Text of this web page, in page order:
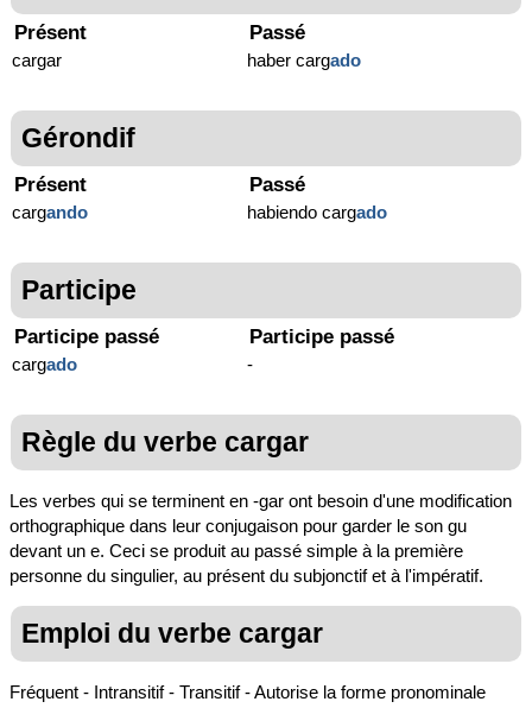
Présent
cargar
Passé
haber cargado
Gérondif
Présent
cargando
Passé
habiendo cargado
Participe
Participe passé
cargado
Participe passé
-
Règle du verbe cargar
Les verbes qui se terminent en -gar ont besoin d'une modification
orthographique dans leur conjugaison pour garder le son gu
devant un e. Ceci se produit au passé simple à la première
personne du singulier, au présent du subjonctif et à l'impératif.
Emploi du verbe cargar
Fréquent - Intransitif - Transitif - Autorise la forme pronominale